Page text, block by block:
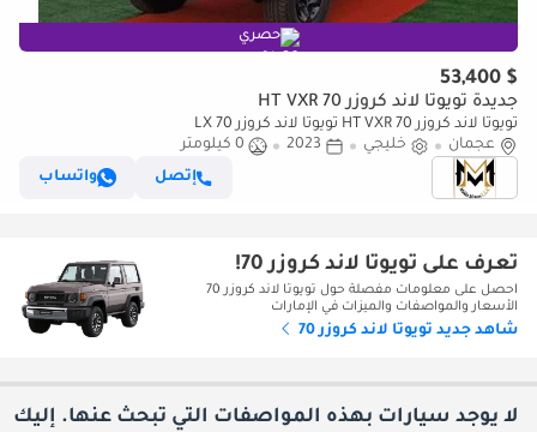
حصري
$ 53,400
جديدة تويوتا لاند كروزر 70 HT VXR
تويوتا لاند كروزر 70 HT VXR تويوتا لاند كروزر LX 70
عجمان
خليجي 2023
0 كيلومتر
إتصل
واتساب
تعرف على تويوتا لاند كروزر 70!
احصل على معلومات مفصلة حول تويوتا لاند كروزر 70
الأسعار والمواصفات والميزات في الإمارات
شاهد جديد تويوتا لاند كروزر 70
لا يوجد سيارات بهذه المواصفات التي تبحث عنها. إليك